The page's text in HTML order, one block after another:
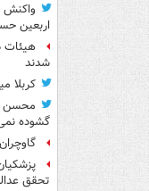
واکنش
اربعین
هیئات
شدند
کربلا
محسن
گشوده
تحقق